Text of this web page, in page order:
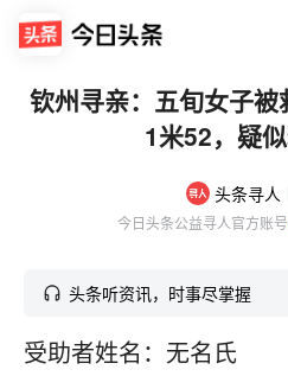
钦州寻亲：五旬女子
1米52，疑
头条寻人
今日头条公益寻人官方账号
头条听资讯，时事尽掌握
受助者姓名：无名氏